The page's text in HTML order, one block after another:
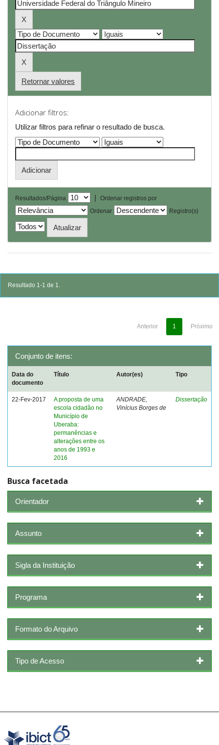
Retornar valores
Adicionar filtros:
Utilizar filtros para refinar o resultado de busca.
Resultados/Página |
Ordenar registros por
Ordenar
Registro(s)
Resultado 1-1 de 1.
Anterior 1 Próximo
Conjunto de itens:
Data do
documento
Título Autor(es) Tipo
22-Fev-2017
A proposta de uma
escola cidadão no
Município de
Uberaba:
permanências e
alterações entre os
anos de 1993 e
2016
ANDRADE,
Vinícius Borges de
Dissertação
Busca facetada
Orientador
Assunto
Sigla da Instituição
Programa
Formato do Arquivo
Tipo de Acesso